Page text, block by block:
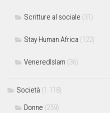
Scritture al sociale (31)
Stay Human Africa (122)
VeneredIslam (36)
Società (1.118)
Donne (259)